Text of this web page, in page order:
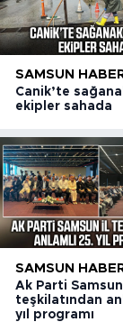
SAMSUN
Canik’te
ekipler sahada
SAMSUN
Ak Parti Samsun
teşkilatından
yıl programı